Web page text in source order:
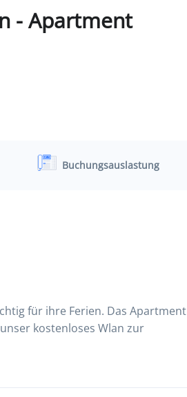
- Apartment
Buchungsauslastung
für ihre Ferien. Das Apartment
kostenloses Wlan zur